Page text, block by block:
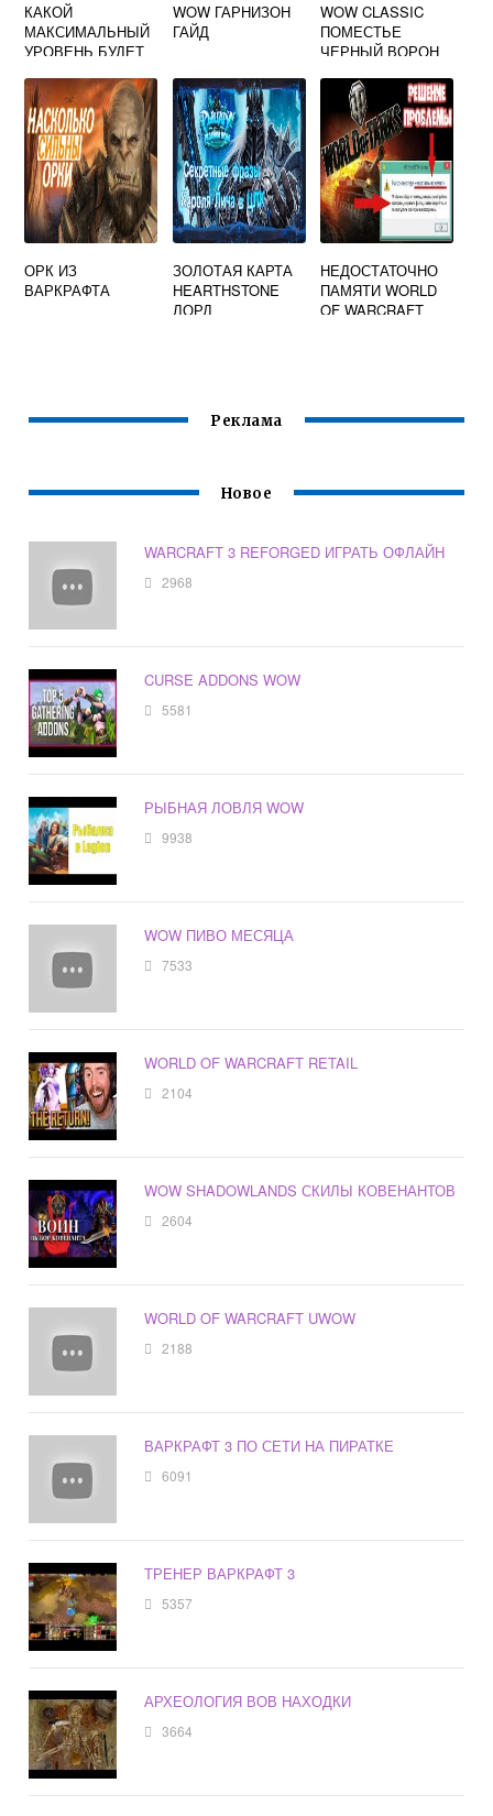
КАКОЙ
МАКСИМАЛЬНЫЙ
УРОВЕНЬ БУДЕТ
WARCRAFT
SHADOWLANDS
WOW ГАРНИЗОН
ГАЙД
WOW CLASSIC
ПОМЕСТЬЕ
ЧЕРНЫЙ ВОРОН
ОРК ИЗ
ВАРКРАФТА
ЗОЛОТАЯ КАРТА
HEARTHSTONE
ЛОРД
НЕДОСТАТОЧНО
ПАМЯТИ WORLD
OF WARCRAFT
Реклама
Новое
WARCRAFT 3 REFORGED ИГРАТЬ ОФЛАЙН
2968
CURSE ADDONS WOW
5581
РЫБНАЯ ЛОВЛЯ WOW
9938
WOW ПИВО МЕСЯЦА
7533
WORLD OF WARCRAFT RETAIL
2104
WOW SHADOWLANDS СКИЛЫ КОВЕНАНТОВ
2604
WORLD OF WARCRAFT UWOW
2188
ВАРКРАФТ 3 ПО СЕТИ НА ПИРАТКЕ
6091
ТРЕНЕР ВАРКРАФТ 3
5357
АРХЕОЛОГИЯ ВОВ НАХОДКИ
3664